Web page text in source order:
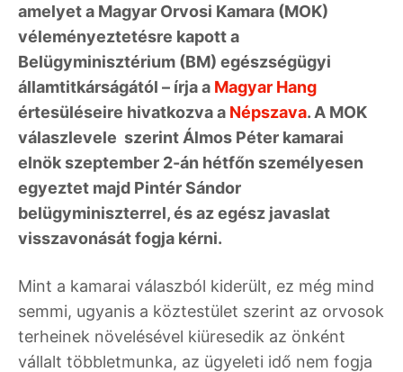
amelyet a Magyar Orvosi Kamara (MOK)
véleményeztetésre kapott a
Belügyminisztérium (BM) egészségügyi
államtitkárságától – írja a Magyar Hang
értesüléseire hivatkozva a Népszava. A MOK
válaszlevele szerint Álmos Péter kamarai
elnök szeptember 2-án hétfőn személyesen
egyeztet majd Pintér Sándor
belügyminiszterrel, és az egész javaslat
visszavonását fogja kérni.
Mint a kamarai válaszból kiderült, ez még mind
semmi, ugyanis a köztestület szerint az orvosok
terheinek növelésével kiüresedik az önként
vállalt többletmunka, az ügyeleti idő nem fogja